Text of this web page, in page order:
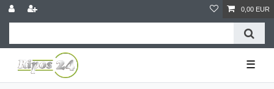
0,00 EUR
☰